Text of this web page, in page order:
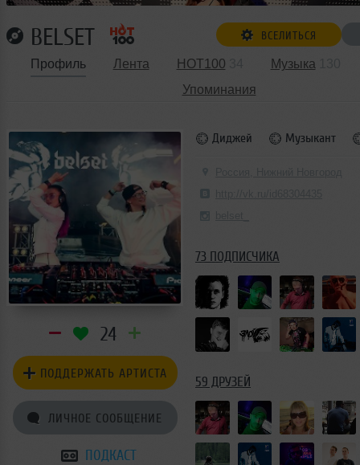
BELSET ВСЕЛИТЬСЯ
Профиль Лента HOT100 Музыка
Упоминания
24
ПОДДЕРЖАТЬ АРТИСТА
ЛИЧНОЕ СООБЩЕНИЕ
ПОДКАСТ
Диджей Музыкант
73 ПОДПИСЧИКА
59 ДРУЗЕЙ